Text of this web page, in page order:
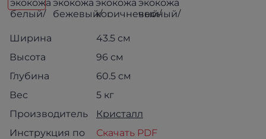
Ширина
43.5 см
Высота
96 см
Глубина
60.5 см
Вес
5 кг
Производитель
Кристалл
Инструкция по
Скачать PDF